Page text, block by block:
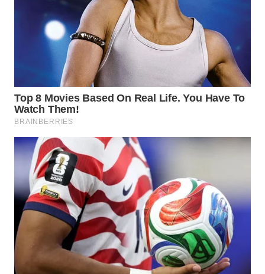
SULUT
WN
MALUT
WN
DAIRI
WN
DANAU
TOBA